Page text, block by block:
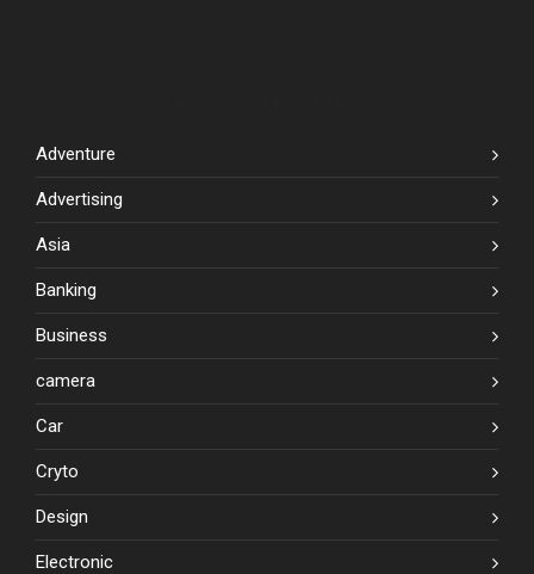
Adventure
Advertising
Asia
Banking
Business
camera
Car
Cryto
Design
Electronic